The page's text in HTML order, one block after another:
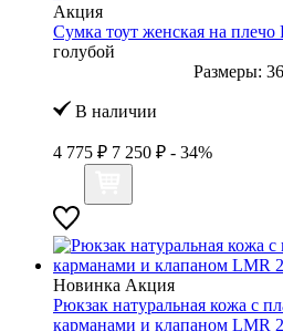
Акция
Сумка тоут женская на
голубой
Размеры: 36
В наличии
4 775 ₽ 7 250 ₽ - 34%
Новинка Акция
Рюкзак натуральная кожа с
карманами и клапаном LMR